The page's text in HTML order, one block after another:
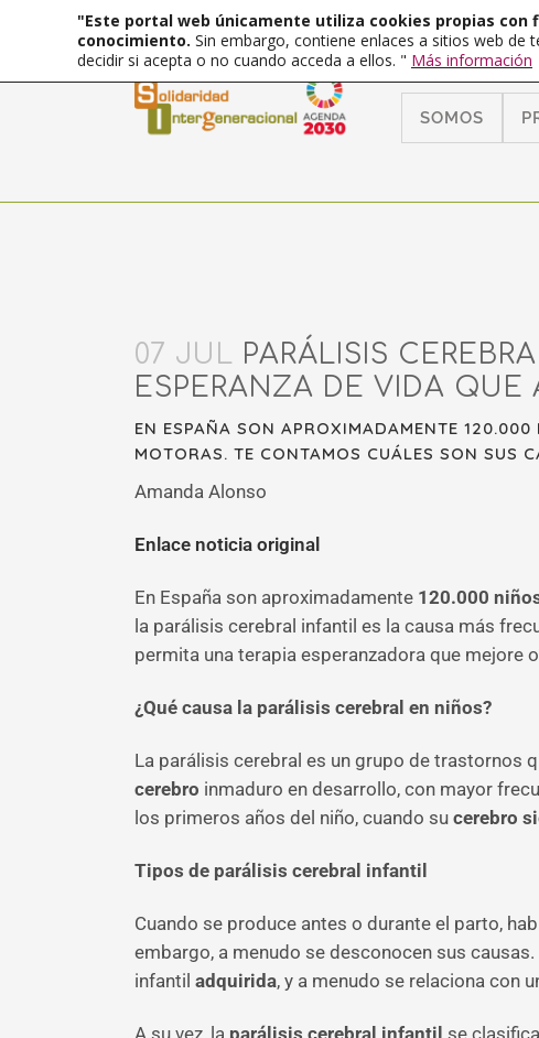
SOMOS
07 JUL PARÁLISIS
ESPERANZA DE VIDA
EN ESPAÑA SON APROXIMADAMENTE
MOTORAS. TE CONTAMOS CUÁLES SON SUS
Amanda Alonso
Enlace noticia original
En España son aproximadamente 120.000
la parálisis cerebral infantil es la causa más
permita una terapia esperanzadora que mejore
¿Qué causa la parálisis cerebral en niños?
La parálisis cerebral es un grupo de trastornos
cerebro inmaduro en desarrollo, con mayor
los primeros años del niño, cuando su cerebro
Tipos de parálisis cerebral infantil
Cuando se produce antes o durante el parto,
embargo, a menudo se desconocen sus
infantil adquirida, y a menudo se relaciona con
A su vez, la parálisis cerebral infantil se
"Este portal web únicamente utiliza cookies propias con
conocimiento. Sin embargo, contiene enlaces a sitios web de
decidir si acepta o no cuando acceda a ellos. " Más información